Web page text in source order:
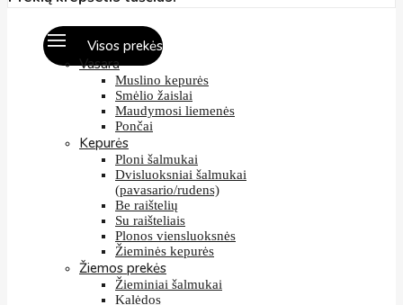
Visos prekės
Vasara
Muslino kepurės
Smėlio žaislai
Maudymosi liemenės
Pončai
Kepurės
Ploni šalmukai
Dvisluoksniai šalmukai
(pavasario/rudens)
Be raištelių
Su raišteliais
Plonos viensluoksnės
Žieminės kepurės
Žiemos prekės
Žieminiai šalmukai
Kalėdos